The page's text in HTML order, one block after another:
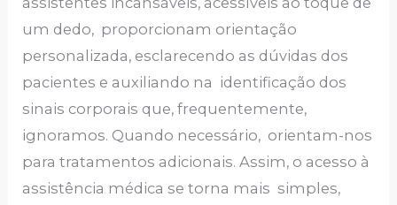
um dedo, proporcionam orientação
personalizada, esclarecendo as dúvidas dos
pacientes e auxiliando na identificação dos
sinais corporais que, frequentemente,
ignoramos. Quando necessário, orientam-nos
para tratamentos adicionais. Assim, o acesso à
assistência médica se torna mais simples,